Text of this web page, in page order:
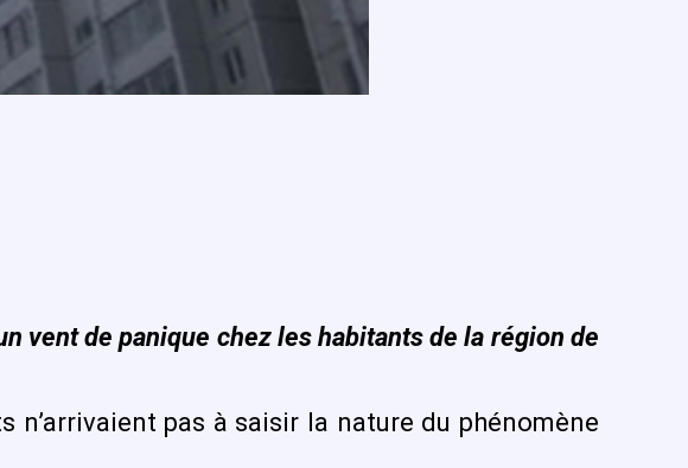
vent de panique chez les habitants de la région de
pas à saisir la nature du phénomène